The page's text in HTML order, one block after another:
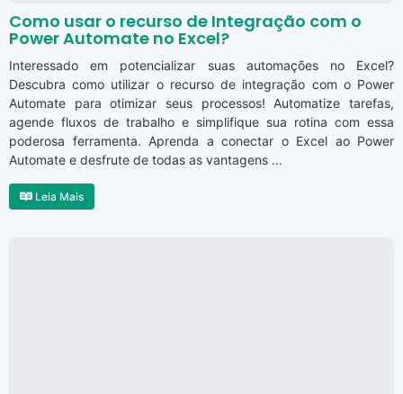
Como usar o recurso de Integração com o
Power Automate no Excel?
Interessado em potencializar suas automações no Excel?
Descubra como utilizar o recurso de integração com o Power
Automate para otimizar seus processos! Automatize tarefas,
agende fluxos de trabalho e simplifique sua rotina com essa
poderosa ferramenta. Aprenda a conectar o Excel ao Power
Automate e desfrute de todas as vantagens ...
Leia Mais